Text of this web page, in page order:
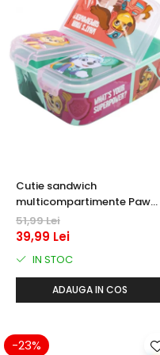
Cutie sandwich
multicompartimente Paw
Patrol Superpowers
51,99 Lei
39,99 Lei
IN STOC
ADAUGA IN COS
-23%